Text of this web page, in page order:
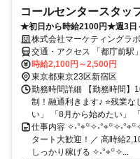
コールセンタースタッ
★初日から時給2100円★週3
株式会社マーケティングラボ
交通・アクセス 「都庁前駅
徒歩4分
時給2,100円～2,500円
東京都東京23区新宿区
勤務時間詳細 【勤務時間】
制！融通利きます♪ ⭐残業
い」 「8月から始めたい」
仕事内容
タート大歓迎！／ 高時給
しっかり稼げる ✧˖°⌖꙳✧...